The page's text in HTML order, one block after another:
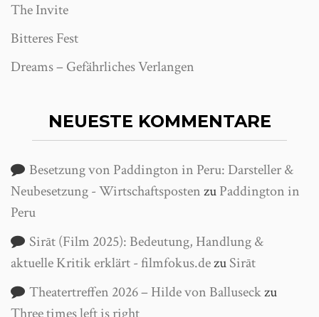
The Invite
Bitteres Fest
Dreams – Gefährliches Verlangen
NEUESTE KOMMENTARE
Besetzung von Paddington in Peru: Darsteller &
Neubesetzung - WirtschaftspostenzuPaddington in
Peru
Sirāt (Film 2025): Bedeutung, Handlung &
aktuelle Kritik erklärt - filmfokus.dezuSirāt
Theatertreffen 2026 – Hilde von Balluseckzu